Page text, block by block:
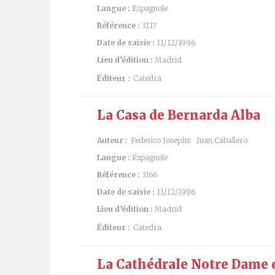
Langue : Espagnole
Référence : 3117
Date de saisie : 11/12/1996
Lieu d’édition : Madrid
Éditeur : Catedra
La Casa de Bernarda Alba
Auteur : Federico Josephs
Juan Caballero
Langue : Espagnole
Référence : 3166
Date de saisie : 11/12/1996
Lieu d’édition : Madrid
Éditeur : Catedra
La Cathédrale Notre Dame